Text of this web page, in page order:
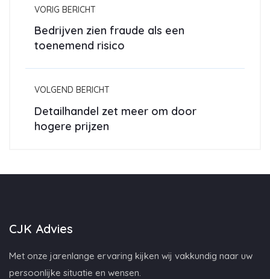
VORIG BERICHT
Bedrijven zien fraude als een
toenemend risico
VOLGEND BERICHT
Detailhandel zet meer om door
hogere prijzen
CJK Advies
Met onze jarenlange ervaring kijken wij vakkundig naar uw
persoonlijke situatie en wensen.